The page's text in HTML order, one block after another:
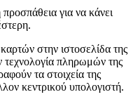
για να κάνει
στην ιστοσελίδα της
τεχνολογία πληρωμών της
τα στοιχεία της
κεντρικού υπολογιστή.